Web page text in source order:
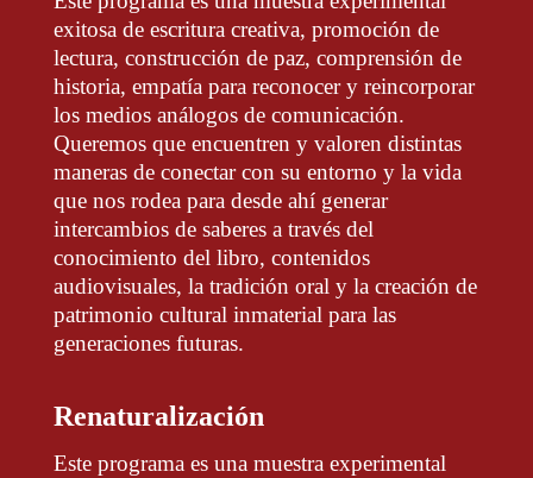
exitosa de escritura creativa, promoción de
lectura, construcción de paz, comprensión de
historia, empatía para reconocer y reincorporar
los medios análogos de comunicación.
Queremos que encuentren y valoren distintas
maneras de conectar con su entorno y la vida
que nos rodea para desde ahí generar
intercambios de saberes a través del
conocimiento del libro, contenidos
audiovisuales, la tradición oral y la creación de
patrimonio cultural inmaterial para las
generaciones futuras.
Renaturalización
Este programa es una muestra experimental